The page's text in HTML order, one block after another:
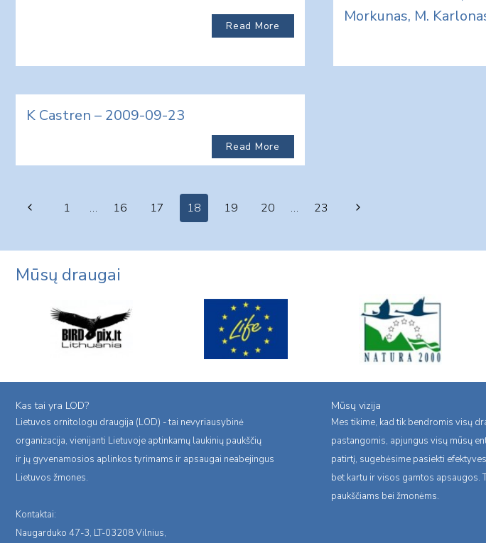
Read More
Morkunas, M.
K Castren – 2009-09-23
Read More
Page
Previous1 … 16 17 18 19 20 … 23
Next
Mūsų draugai
Kas tai yra LOD?
Lietuvos ornitologu draugija (LOD) - tai nevyriausybinė
organizacija, vienijanti Lietuvoje aptinkamų laukinių paukščių
ir jų gyvenamosios aplinkos tyrimams ir apsaugai neabejingus
Lietuvos žmones.
Kontaktai:
Naugarduko 47-3, LT-03208 Vilnius,
Mūsų vizija
Mes tikime, kad tik bendromis visų
pastangomis, apjungus visų mūsų
patirtį, sugebėsime pasiekti
bet kartu ir visos gamtos apsaugos.
paukščiams bei žmonėms.